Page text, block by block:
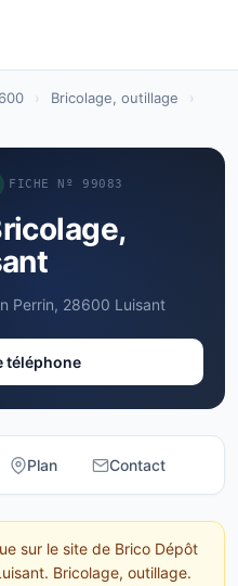
› Bricolage, outillage
›
FICHE Nº 99083
Perrin, 28600 Luisant
téléphone
Plan Contact
sur le site de Brico Dépôt
Bricolage, outillage.